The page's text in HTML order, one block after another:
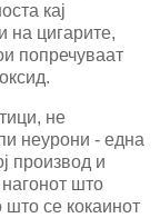
кај
на цигарите,
попречуваат
не
неурони - една
производ и
што
што се кокаинот